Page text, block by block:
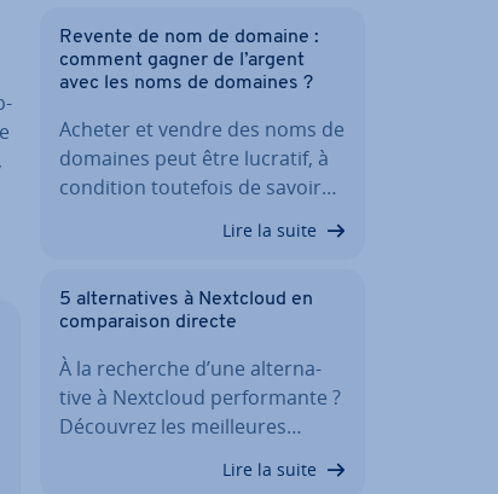
Revente de nom de domaine :
comment gagner de l’argent
avec les noms de domaines ?
Acheter et vendre des noms de
domaines peut être lucratif, à
condition toutefois de savoir…
Lire la suite
5 al­ter­na­tives à Nextcloud en
com­pa­rai­son directe
À la recherche d’une al­ter­na­
tive à Nextcloud per­for­mante ?
Découvrez les meil­leures…
Lire la suite